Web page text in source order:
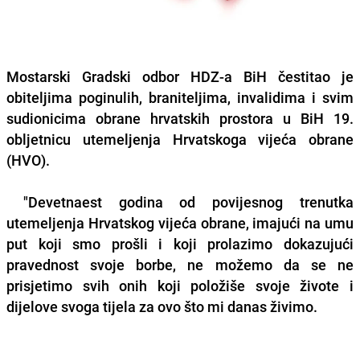
Mostarski Gradski odbor HDZ-a BiH čestitao je
obiteljima poginulih, braniteljima, invalidima i svim
sudionicima obrane hrvatskih prostora u BiH 19.
obljetnicu utemeljenja Hrvatskoga vijeća obrane
(HVO).
"Devetnaest godina od povijesnog trenutka
utemeljenja Hrvatskog vijeća obrane, imajući na umu
put koji smo prošli i koji prolazimo dokazujući
pravednost svoje borbe, ne možemo da se ne
prisjetimo svih onih koji položiše svoje živote i
dijelove svoga tijela za ovo što mi danas živimo.